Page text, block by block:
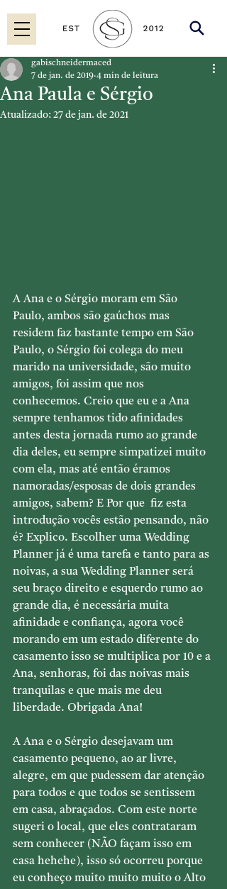
Ana Paula e Sérgio
gabischneidermaced
7 de jan. de 2019 4 min de leitura
Atualizado: 27 de jan. de 2021
A Ana e o Sérgio moram em São
Paulo, ambos são gaúchos mas
residem faz bastante tempo em São
Paulo, o Sérgio foi colega do meu
marido na universidade, são muito
amigos, foi assim que nos
conhecemos. Creio que eu e a Ana
sempre tenhamos tido afinidades
antes desta jornada rumo ao grande
dia deles, eu sempre simpatizei muito
com ela, mas até então éramos
namoradas/esposas de dois grandes
amigos, sabem? E Por que  fiz esta
introdução vocês estão pensando, não
é? Explico. Escolher uma Wedding
Planner já é uma tarefa e tanto para as
noivas, a sua Wedding Planner será
seu braço direito e esquerdo rumo ao
grande dia, é necessária muita
afinidade e confiança, agora você
morando em um estado diferente do
casamento isso se multiplica por 10 e a
Ana, senhoras, foi das noivas mais
tranquilas e que mais me deu
liberdade. Obrigada Ana!
A Ana e o Sérgio desejavam um
casamento pequeno, ao ar livre,
alegre, em que pudessem dar atenção
para todos e que todos se sentissem
em casa, abraçados. Com este norte
sugeri o local, que eles contrataram
sem conhecer (NÃO façam isso em
casa hehehe), isso só ocorreu porque
eu conheço muito muito muito o Alto